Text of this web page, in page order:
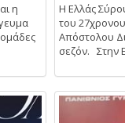
η
Η Ελλάς
του
Απόστολου
σεζόν. Στην